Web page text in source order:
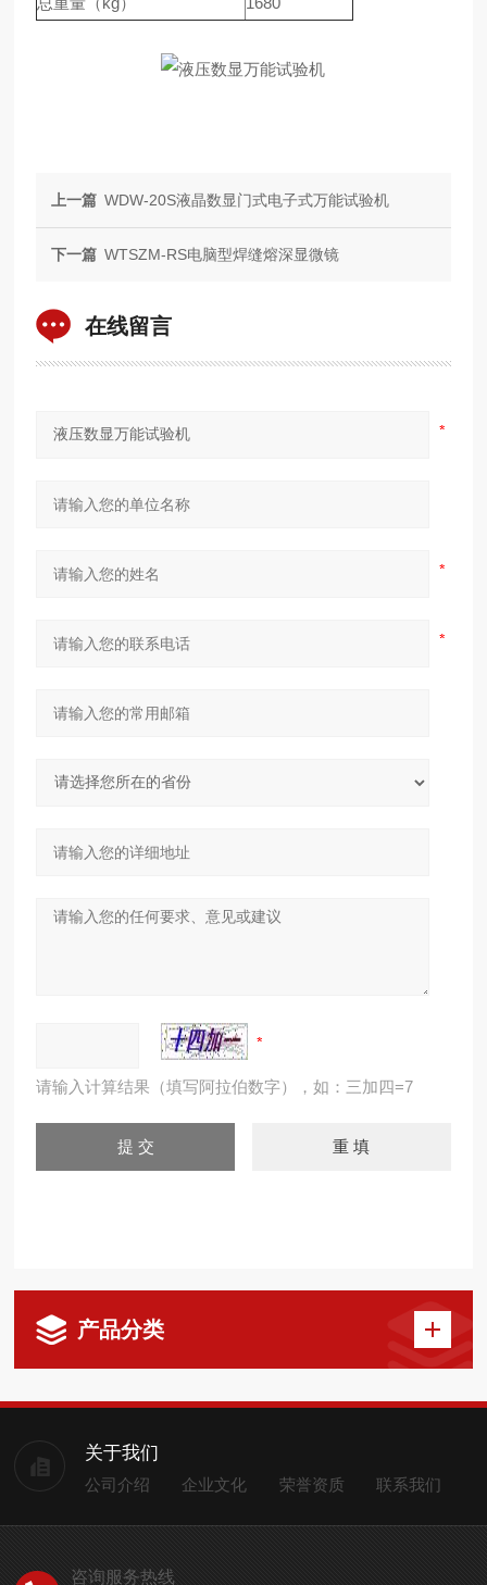
上一篇 WDW-20S液晶数显门式电子式万能试验机
下一篇 WTSZM-RS电脑型焊缝熔深显微镜
在线留言
请输入计算结果（填写阿拉伯数字），如：三加四=7
产品分类
关于我们
公司介绍 企业文化 荣誉资质 联系我们
咨询服务热线